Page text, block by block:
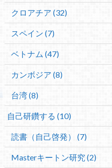
クロアチア (32)
スペイン (7)
ベトナム (47)
カンボジア (8)
台湾 (8)
自己研鑽する (10)
読書（自己啓発） (7)
Masterキートン研究 (2)